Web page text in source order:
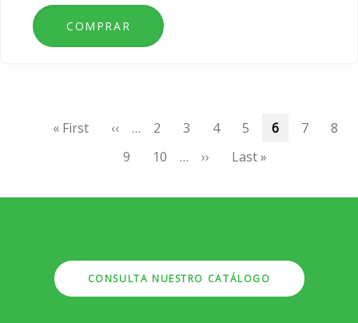
Primera
« First
Página
‹‹ … Page
2 Page
3 Page
4 Page
5
Página
6 Page
7
8
Page
9 Page
10 …
Siguiente
››
Última
Last »
CONSULTA NUESTRO CATÁLOGO